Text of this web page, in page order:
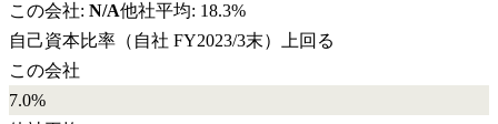
この会社: N/A他社平均: 18.3%
自己資本比率 （自社 FY2023/3末）
上回る
この会社
7.0%